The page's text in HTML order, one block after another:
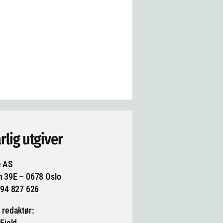
utgiver
AS
39E – 0678 Oslo
827 626